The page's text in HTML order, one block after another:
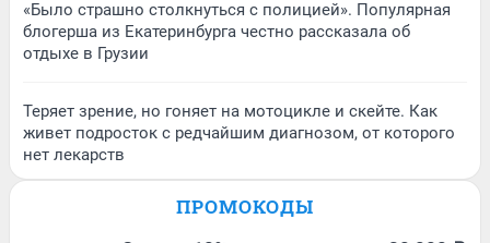
«Было страшно столкнуться с полицией». Популярная
блогерша из Екатеринбурга честно рассказала об
отдыхе в Грузии
Теряет зрение, но гоняет на мотоцикле и скейте. Как
живет подросток с редчайшим диагнозом, от которого
нет лекарств
ПРОМОКОДЫ